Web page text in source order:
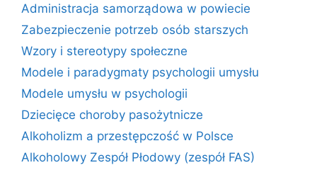
Administracja samorządowa w powiecie
Zabezpieczenie potrzeb osób starszych
Wzory i stereotypy społeczne
Modele i paradygmaty psychologii umysłu
Modele umysłu w psychologii
Dziecięce choroby pasożytnicze
Alkoholizm a przestępczość w Polsce
Alkoholowy Zespół Płodowy (zespół FAS)